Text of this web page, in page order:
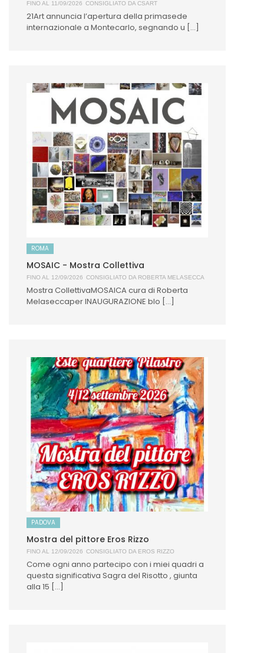
FINO AL 11/09/2026 CONSIGLIATO DACSART
21Art annuncia l’apertura della primasede
internazionale a Montecarlo, segnando u [...]
ROMA
MOSAIC - Mostra Collettiva
FINO AL 12/09/2026 CONSIGLIATO DA ROBERTA MELASECCA
Mostra CollettivaMOSAICA cura di Roberta
Melaseccaper INAUGURAZIONE blo [...]
PADOVA
Mostra del pittore Eros Rizzo
FINO AL 12/09/2026 CONSIGLIATO DA EROS RIZZO
Come ogni anno partecipo con i miei quadri a
questa significativa Sagra del Risotto , giunta
alla 15 [...]